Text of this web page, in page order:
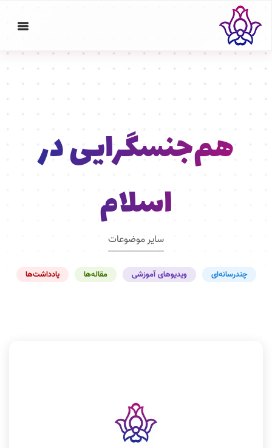
هم‌جنسگرایی در
اسلام
سایر موضوعات
چندرسانه‌ای ویدیوهای آموزشی مقاله‌ها یادداشت‌ها